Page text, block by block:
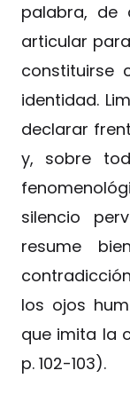
palabra, de
articular
constituirse
identidad.
declarar
y, sobre
silencio
resume
los ojos
que imita la
p. 102-103).